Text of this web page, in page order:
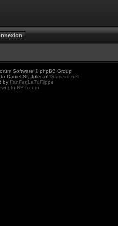
Software © phpBB Group
Daniel St. Jules of Gamexe.net
by FanFanLaTuFlippe
phpBB-fr.com